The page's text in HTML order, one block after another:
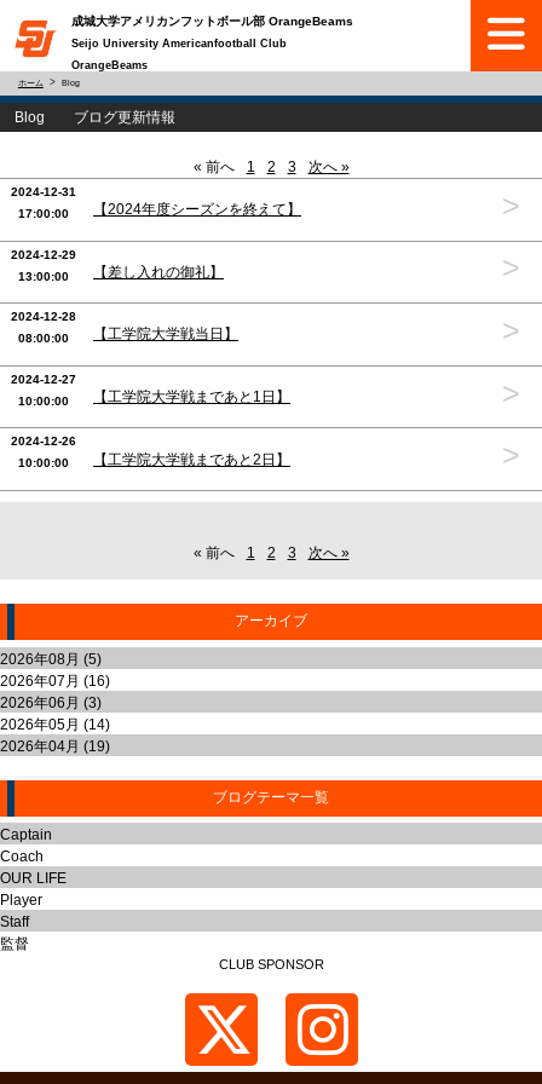
成城大学アメリカンフットボール部 OrangeBeams
Seijo University Americanfootball Club
OrangeBeams
ホーム Blog
Blog ブログ更新情報
« 前へ 1 2 3 次へ »
2024-12-31
17:00:00
【2024年度シーズンを終えて】 >
2024-12-29
13:00:00
【差し入れの御礼】 >
2024-12-28
08:00:00
【工学院大学戦当日】 >
2024-12-27
10:00:00
【工学院大学戦まであと1日】 >
2024-12-26
10:00:00
【工学院大学戦まであと2日】 >
« 前へ 1 2 3 次へ »
アーカイブ
2026年08月 (5)
2026年07月 (16)
2026年06月 (3)
2026年05月 (14)
2026年04月 (19)
ブログテーマ一覧
Captain
Coach
OUR LIFE
Player
Staff
監督
CLUB SPONSOR